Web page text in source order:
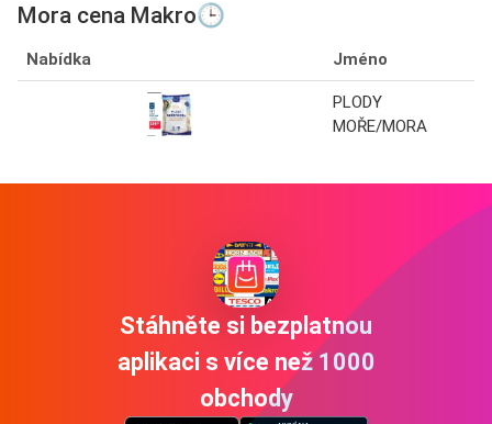
Mora cena Makro🕒
Nabídka Jméno
PLODY
MOŘE/MORA
Stáhněte si bezplatnou
aplikaci s více než 1000
obchody